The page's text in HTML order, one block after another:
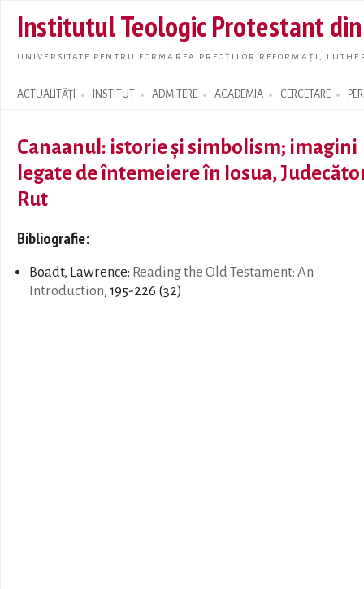
main
Institutul Teologic Protestant
UNIVERSITATE PENTRU FORMAREA PREOȚILOR REFORMAȚI,
ACTUALITĂȚI INSTITUT ADMITERE ACADEMIA CERCETARE
Search form
Canaanul: istorie şi simbolism; imagini
legate de întemeiere în Iosua,
Rut
Bibliografie:
Boadt, Lawrence: Reading the Old Testament: An
Introduction, 195-226 (32)